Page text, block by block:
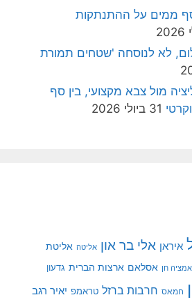
ממים על ההתנתקות
לא לנוסחה 'שטחים תמורת
מול צבא מקצועי, בין סף
31 ביולי 2026
איראן אלי בר און אליטה אליטת
אמציה חן אסלאם ארצות הברית גדעון
חמאס חרבות ברזל טראמפ יאיר רגב